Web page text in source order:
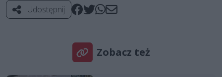
Udostępnij
Zobacz też